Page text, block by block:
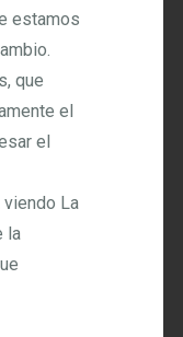
estamos
que
el
el
viendo La
la